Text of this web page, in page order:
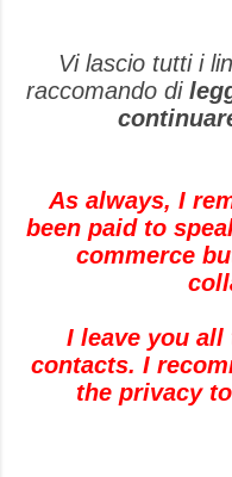
Vi lascio tutti i
raccomando di
As always, I
been paid to
commerce
I leave you
contacts. I
the privacy